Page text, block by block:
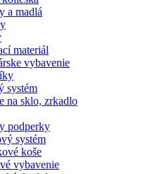
a madlá
materiál
vybavenie
systém
na sklo, zrkadlo
podperky
systém
koše
vybavenie